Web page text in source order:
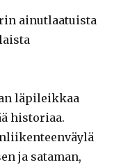
ainutlaatuista
läpileikkaa
historiaa.
ja sataman,